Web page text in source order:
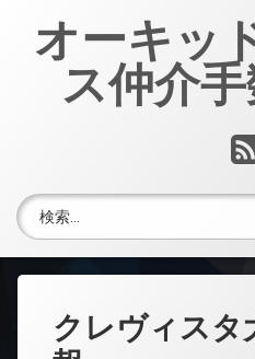
オーキッ
ス仲介
クレヴィスタ